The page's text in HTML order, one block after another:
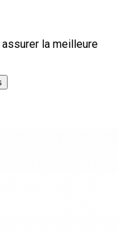
la meilleure